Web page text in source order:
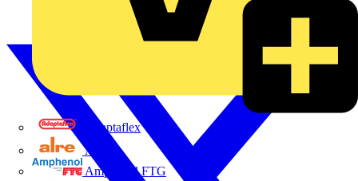
Adaptaflex
Alre
Amphenol FTG